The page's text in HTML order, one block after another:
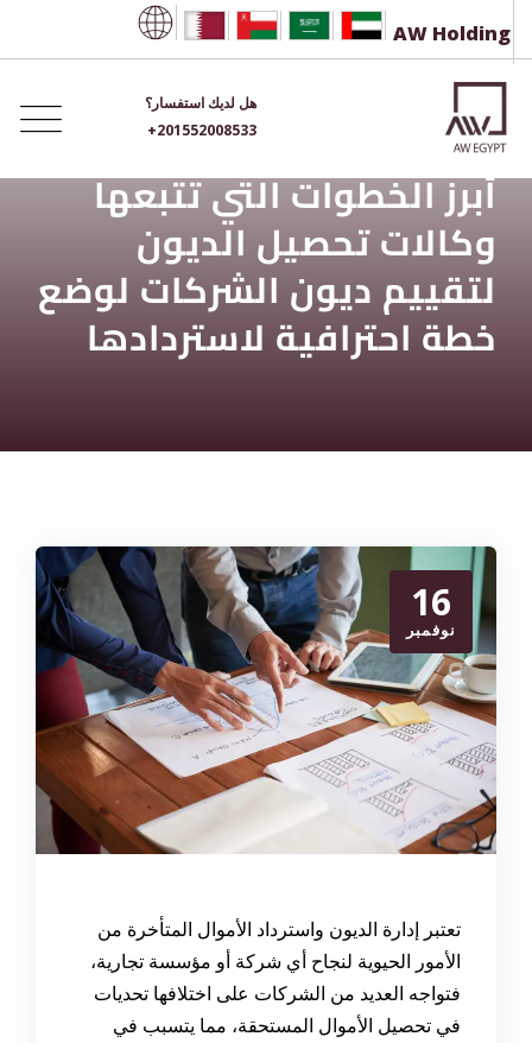
content
AW Holding
هل لديك استفسار؟
+201552008533
أبرز الخطوات التي تتبعها
وكالات تحصيل الديون
لتقييم ديون الشركات لوضع
خطة احترافية لاستردادها
16
نوفمبر
تعتبر إدارة الديون واسترداد الأموال المتأخرة من
الأمور الحيوية لنجاح أي شركة أو مؤسسة تجارية،
فتواجه العديد من الشركات على اختلافها تحديات
في تحصيل الأموال المستحقة، مما يتسبب في